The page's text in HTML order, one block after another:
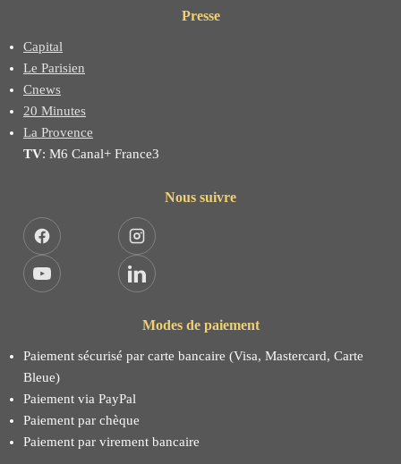
Presse
Capital
Le Parisien
Cnews
20 Minutes
La Provence
TV: M6 Canal+ France3
Nous suivre
Facebook Instagram
YouTube LinkedIn
Modes de paiement
Paiement sécurisé par carte bancaire (Visa, Mastercard, Carte
Bleue)
Paiement via PayPal
Paiement par chèque
Paiement par virement bancaire